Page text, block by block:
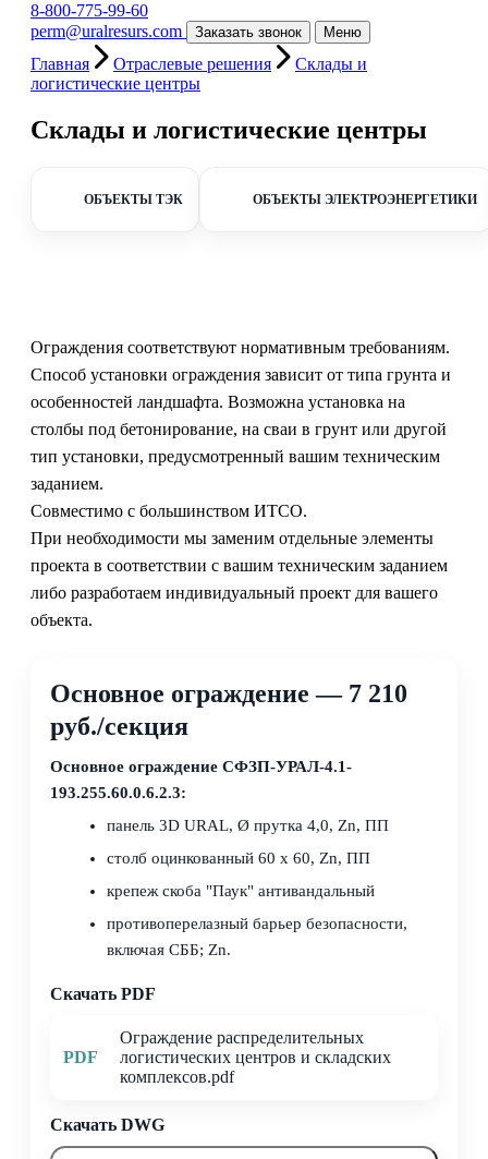
8-800-775-99-60
perm@uralresurs.com
Заказать звонок Меню
Главная Отраслевые решения
Склады и
логистические центры
Склады и логистические центры
ОБЪЕКТЫ ТЭК ОБЪЕКТЫ ЭЛЕКТРОЭНЕРГЕТИКИ
Ограждения соответствуют нормативным требованиям.
Способ установки ограждения зависит от типа грунта и
особенностей ландшафта. Возможна установка на
столбы под бетонирование, на сваи в грунт или другой
тип установки, предусмотренный вашим техническим
заданием.
Совместимо с большинством ИТСО.
При необходимости мы заменим отдельные элементы
проекта в соответствии с вашим техническим заданием
либо разработаем индивидуальный проект для вашего
объекта.
Основное ограждение — 7 210
руб./секция
Основное ограждение СФЗП-УРАЛ-4.1-
193.255.60.0.6.2.3:
панель 3D URAL, Ø прутка 4,0, Zn, ПП
столб оцинкованный 60 х 60, Zn, ПП
крепеж скоба "Паук" антивандальный
противоперелазный барьер безопасности,
включая СББ; Zn.
Скачать PDF
PDF
Ограждение распределительных
логистических центров и складских
комплексов.pdf
Скачать DWG